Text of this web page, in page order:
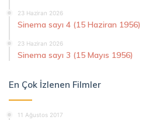
23 Haziran 2026
Sinema sayı 4 (15 Haziran 1956)
23 Haziran 2026
Sinema sayı 3 (15 Mayıs 1956)
En Çok İzlenen Filmler
11 Ağustos 2017